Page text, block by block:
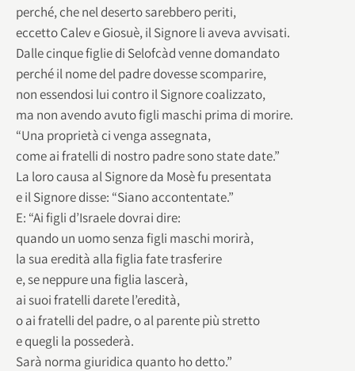
perché, che nel deserto sarebbero periti,
eccetto Calev e Giosuè, il Signore li aveva avvisati.
Dalle cinque figlie di Selofcàd venne domandato
perché il nome del padre dovesse scomparire,
non essendosi lui contro il Signore coalizzato,
ma non avendo avuto figli maschi prima di morire.
“Una proprietà ci venga assegnata,
come ai fratelli di nostro padre sono state date.”
La loro causa al Signore da Mosè fu presentata
e il Signore disse: “Siano accontentate.”
E: “Ai figli d’Israele dovrai dire:
quando un uomo senza figli maschi morirà,
la sua eredità alla figlia fate trasferire
e, se neppure una figlia lascerà,
ai suoi fratelli darete l’eredità,
o ai fratelli del padre, o al parente più stretto
e quegli la possederà.
Sarà norma giuridica quanto ho detto.”